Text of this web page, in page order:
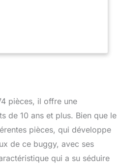
CONTROL+ à
Cette
cascades et de
propose des modèles
relever leur prochain défi de
expérience amusante
pièces, il offre une
de 10 ans et plus. Bien que le
pièces, qui développe
de ce buggy, avec ses
qui a su séduire